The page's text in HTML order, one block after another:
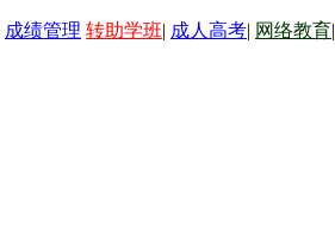
成绩管理 转助学班| 成人高考| 网络教育|